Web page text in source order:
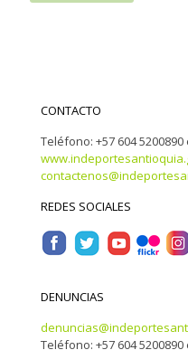
CONTACTO
Teléfono: +57 604 5200890
REDES SOCIALES
DENUNCIAS
Teléfono: +57 604 5200890